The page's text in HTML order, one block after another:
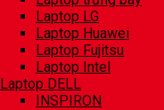
Laptop LG
Laptop Huawei
Laptop Fujitsu
Laptop Intel
Laptop DELL
INSPIRON